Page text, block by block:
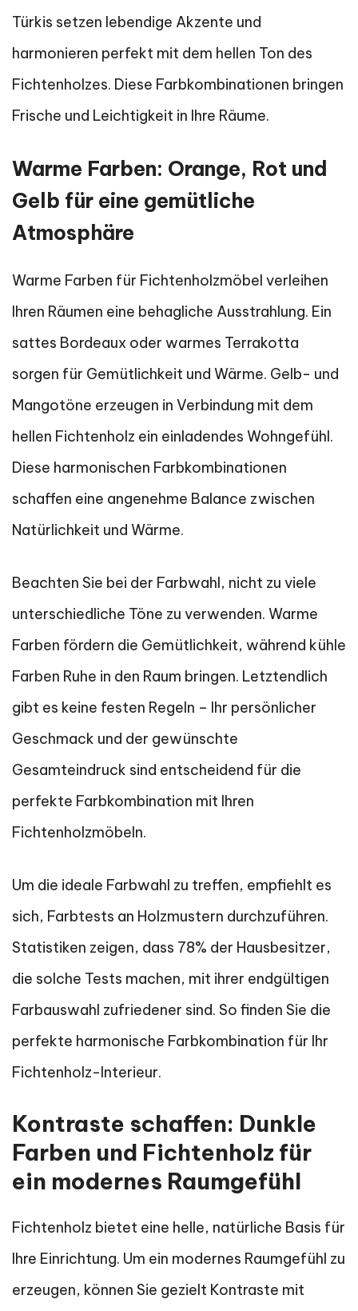
Türkis setzen lebendige Akzente und
harmonieren perfekt mit dem hellen Ton des
Fichtenholzes. Diese Farbkombinationen bringen
Frische und Leichtigkeit in Ihre Räume.
Warme Farben: Orange, Rot und
Gelb für eine gemütliche
Atmosphäre
Warme Farben für Fichtenholzmöbel verleihen
Ihren Räumen eine behagliche Ausstrahlung. Ein
sattes Bordeaux oder warmes Terrakotta
sorgen für Gemütlichkeit und Wärme. Gelb- und
Mangotöne erzeugen in Verbindung mit dem
hellen Fichtenholz ein einladendes Wohngefühl.
Diese harmonischen Farbkombinationen
schaffen eine angenehme Balance zwischen
Natürlichkeit und Wärme.
Beachten Sie bei der Farbwahl, nicht zu viele
unterschiedliche Töne zu verwenden. Warme
Farben fördern die Gemütlichkeit, während kühle
Farben Ruhe in den Raum bringen. Letztendlich
gibt es keine festen Regeln – Ihr persönlicher
Geschmack und der gewünschte
Gesamteindruck sind entscheidend für die
perfekte Farbkombination mit Ihren
Fichtenholzmöbeln.
Um die ideale Farbwahl zu treffen, empfiehlt es
sich, Farbtests an Holzmustern durchzuführen.
Statistiken zeigen, dass 78% der Hausbesitzer,
die solche Tests machen, mit ihrer endgültigen
Farbauswahl zufriedener sind. So finden Sie die
perfekte harmonische Farbkombination für Ihr
Fichtenholz-Interieur.
Kontraste schaffen: Dunkle
Farben und Fichtenholz für
ein modernes Raumgefühl
Fichtenholz bietet eine helle, natürliche Basis für
Ihre Einrichtung. Um ein modernes Raumgefühl zu
erzeugen, können Sie gezielt Kontraste mit